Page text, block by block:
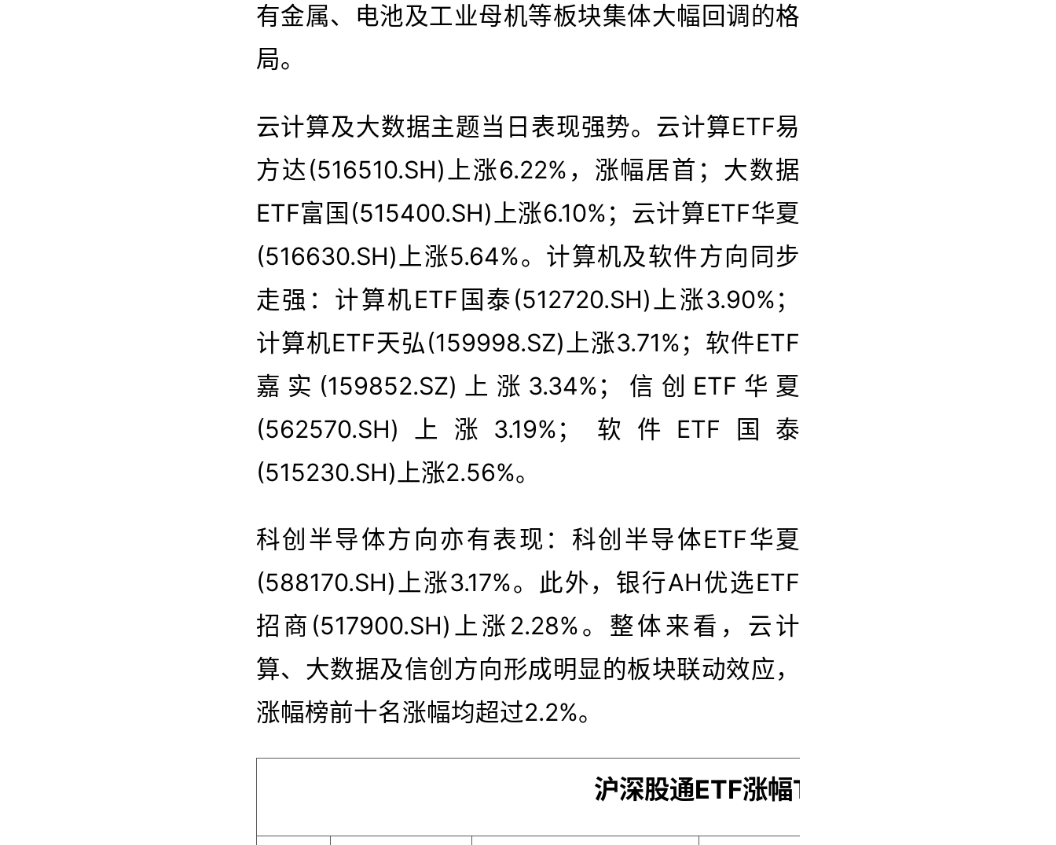
有金属、电池及工业母机等板块集体大幅回调的格
局。
云计算及大数据主题当日表现强势。云计算ETF易
方达(516510.SH)上涨6.22%，涨幅居首；大数据
ETF富国(515400.SH)上涨6.10%；云计算ETF华夏
(516630.SH)上涨5.64%。计算机及软件方向同步
走强：计算机ETF国泰(512720.SH)上涨3.90%；
计算机ETF天弘(159998.SZ)上涨3.71%；软件ETF
嘉实(159852.SZ)上涨3.34%；信创ETF华夏
(562570.SH)上涨3.19%；软件ETF国泰
(515230.SH)上涨2.56%。
科创半导体方向亦有表现：科创半导体ETF华夏
(588170.SH)上涨3.17%。此外，银行AH优选ETF
招商(517900.SH)上涨2.28%。整体来看，云计
算、大数据及信创方向形成明显的板块联动效应，
涨幅榜前十名涨幅均超过2.2%。
沪深股通ETF涨幅TOP10